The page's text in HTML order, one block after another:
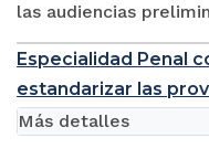
las audiencias
Especialidad Penal
estandarizar las
Más detalles